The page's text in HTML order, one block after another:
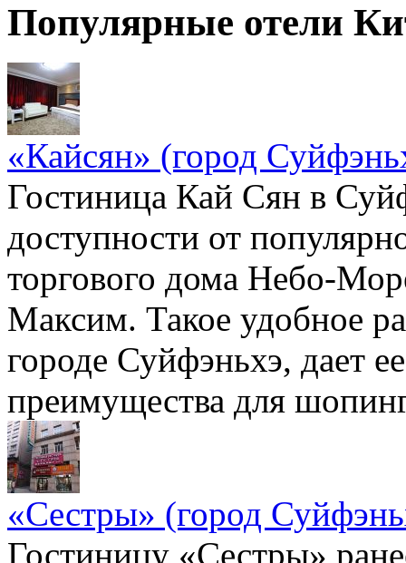
Популярные отели
«Кайсян» (город
Гостиница Кай Сян в
доступности от
торгового дома Небо-
Максим. Такое удобное
городе Суйфэньхэ, дает
преимущества для
«Сестры» (город
Гостиницу «Сестры»